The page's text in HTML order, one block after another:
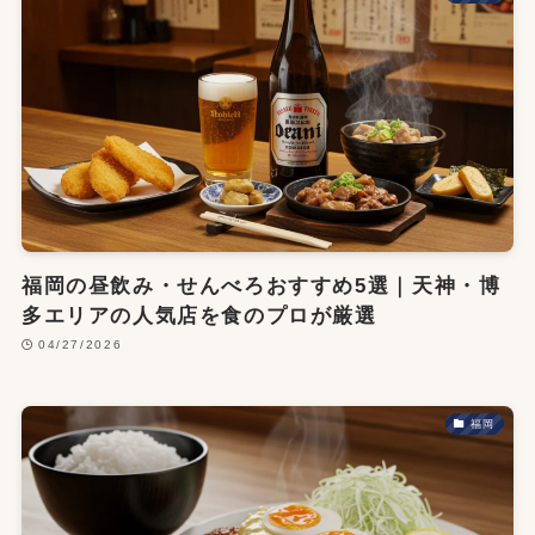
福岡の昼飲み・せんべろおすすめ5選｜天神・博
多エリアの人気店を食のプロが厳選
04/27/2026
福岡